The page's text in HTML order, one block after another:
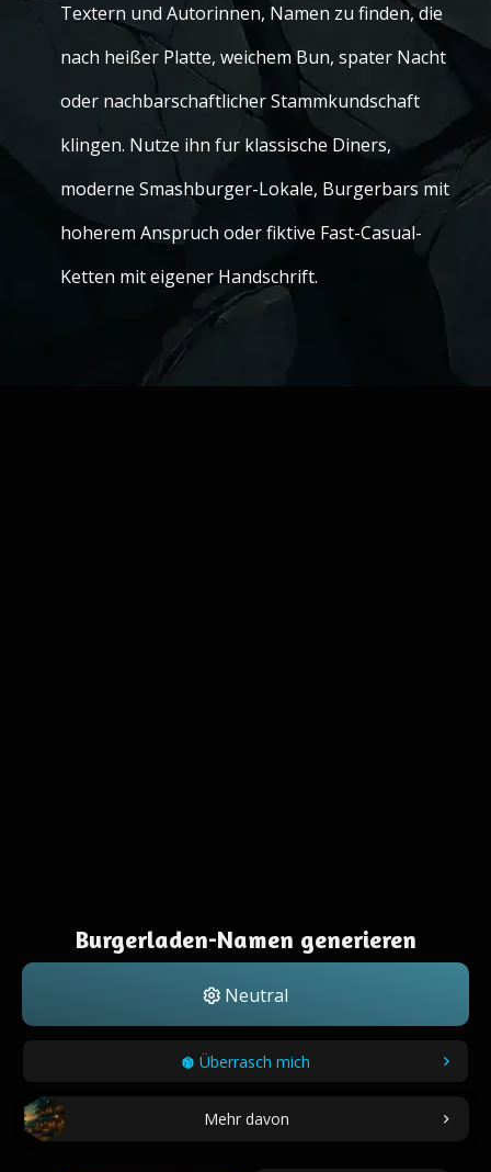
Textern und Autorinnen, Namen zu finden, die
nach heißer Platte, weichem Bun, spater Nacht
oder nachbarschaftlicher Stammkundschaft
klingen. Nutze ihn fur klassische Diners,
moderne Smashburger-Lokale, Burgerbars mit
hoherem Anspruch oder fiktive Fast-Casual-
Ketten mit eigener Handschrift.
Burgerladen-Namen generieren
Neutral
Überrasch mich
Mehr davon